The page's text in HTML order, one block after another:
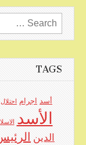
Search
for:
TAGS
أسد اجرام احتلال
الأسد
الدين